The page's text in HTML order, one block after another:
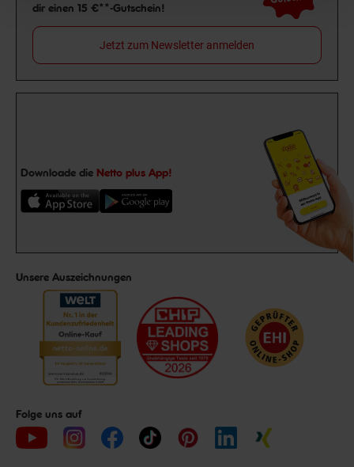
dir einen 15 €**-Gutschein!
Jetzt zum Newsletter anmelden
Downloade die Netto plus App!
Unsere Auszeichnungen
Folge uns auf